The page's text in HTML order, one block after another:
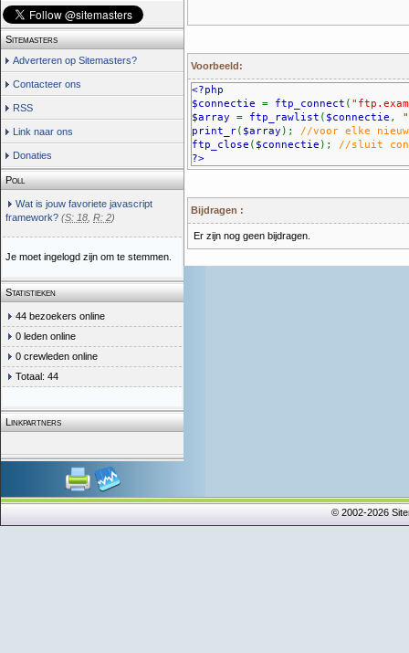
Sitemasters
Adverteren op Sitemasters?
Contacteer ons
RSS
Link naar ons
Donaties
Poll
Wat is jouw favoriete javascript
framework? (S: 18 R: 2)
Je moet ingelogd zijn om te stemmen.
Statistieken
44 bezoekers online
0 leden online
0 crewleden online
Totaal: 44
Linkpartners
Voorbeeld:
<?php
$connectie = ftp_connect (
$array = ftp_rawlist ( $connectie ,
print_r( $array ); //voor elke
ftp_close ( $connectie ); //sluit
?>
Bijdragen :
Er zijn nog geen bijdragen.
© 2002-2026